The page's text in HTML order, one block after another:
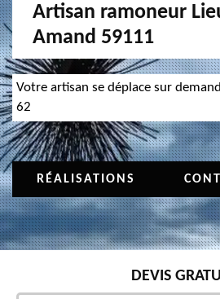
Artisan ramoneur
Amand 59111
Votre artisan se déplace sur
62
RÉALISATIONS
DEVIS